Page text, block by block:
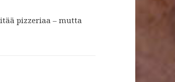
pizzeriaa – mutta